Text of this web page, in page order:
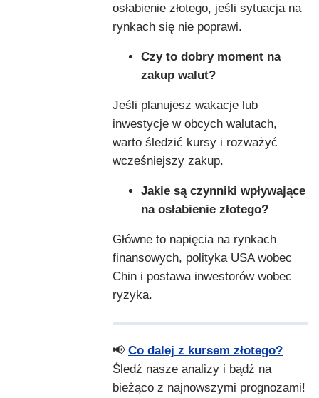
osłabienie złotego, jeśli sytuacja na
rynkach się nie poprawi.
Czy to dobry moment na
zakup walut?
Jeśli planujesz wakacje lub
inwestycje w obcych walutach,
warto śledzić kursy i rozważyć
wcześniejszy zakup.
Jakie są czynniki wpływające
na osłabienie złotego?
Główne to napięcia na rynkach
finansowych, polityka USA wobec
Chin i postawa inwestorów wobec
ryzyka.
📢 Co dalej z kursem złotego?
Śledź nasze analizy i bądź na
bieżąco z najnowszymi prognozami!